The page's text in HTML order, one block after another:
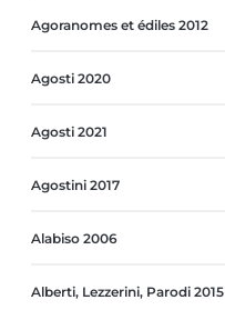
Agoranomes et édiles 2012
Agosti 2020
Agosti 2021
Agostini 2017
Alabiso 2006
Alberti, Lezzerini, Parodi 2015